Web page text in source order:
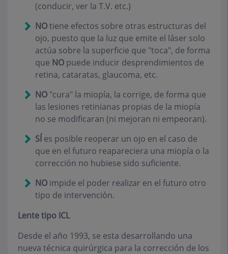
(conducir, ver la T.V. etc.)
NOtiene efectos sobre otras estructuras del
ojo, puesto que la luz que emite el láser solo
actúa sobre la superficie que "toca", de forma
que NO puede inducir desprendimientos de
retina, cataratas, glaucoma, etc.
NO "cura" la miopía, la corrige, de forma que
las lesiones retinianas propias de la miopía
no se modificaran (ni mejoran ni empeoran).
SÍ es posible reoperar un ojo en el caso de
que en el futuro reapareciera una miopía o la
corrección no hubiese sido suficiente.
NO impide el poder realizar en el futuro otro
tipo de intervención.
Lente tipo ICL
Desde el año 1993, se esta desarrollando una
nueva técnica quirúrgica para la corrección de los